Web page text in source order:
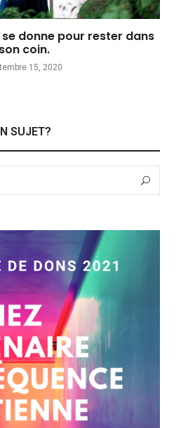
se donne pour rester dans
son coin.
15, 2020
SUJET?